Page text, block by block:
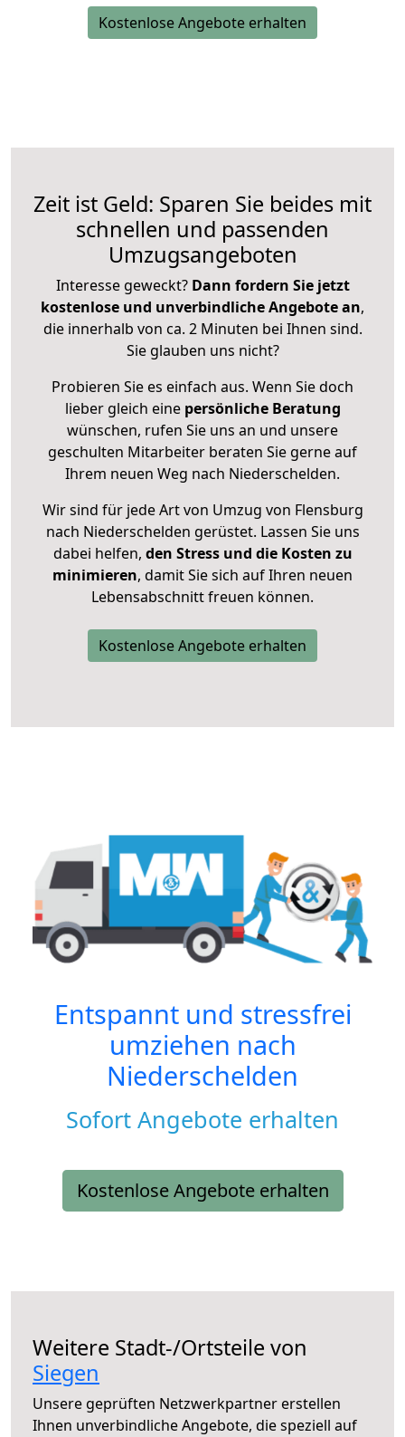
Kostenlose Angebote erhalten
Zeit ist Geld: Sparen Sie beides mit
schnellen und passenden
Umzugsangeboten
Interesse geweckt? Dann fordern Sie jetzt
kostenlose und unverbindliche Angebote an,
die innerhalb von ca. 2 Minuten bei Ihnen sind.
Sie glauben uns nicht?
Probieren Sie es einfach aus. Wenn Sie doch
lieber gleich eine persönliche Beratung
wünschen, rufen Sie uns an und unsere
geschulten Mitarbeiter beraten Sie gerne auf
Ihrem neuen Weg nach Niederschelden.
Wir sind für jede Art von Umzug von Flensburg
nach Niederschelden gerüstet. Lassen Sie uns
dabei helfen, den Stress und die Kosten zu
minimieren, damit Sie sich auf Ihren neuen
Lebensabschnitt freuen können.
Kostenlose Angebote erhalten
Entspannt und stressfrei
umziehen nach
Niederschelden
Sofort Angebote erhalten
Kostenlose Angebote erhalten
Weitere Stadt-/Ortsteile von
Siegen
Unsere geprüften Netzwerkpartner erstellen
Ihnen unverbindliche Angebote, die speziell auf